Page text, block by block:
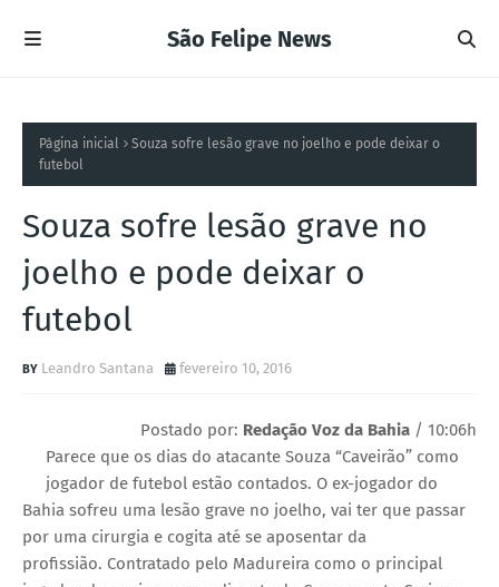
São Felipe News
Página inicial
Souza sofre lesão grave no joelho e pode deixar o
futebol
Souza sofre lesão grave no
joelho e pode deixar o
futebol
Leandro Santana fevereiro 10, 2016
Postado por: Redação Voz da Bahia / 10:06h
Parece que os dias do atacante Souza “Caveirão” como
jogador de futebol estão contados. O ex-jogador do
Bahia sofreu uma lesão grave no joelho, vai ter que passar
por uma cirurgia e cogita até se aposentar da
profissião. Contratado pelo Madureira como o principal